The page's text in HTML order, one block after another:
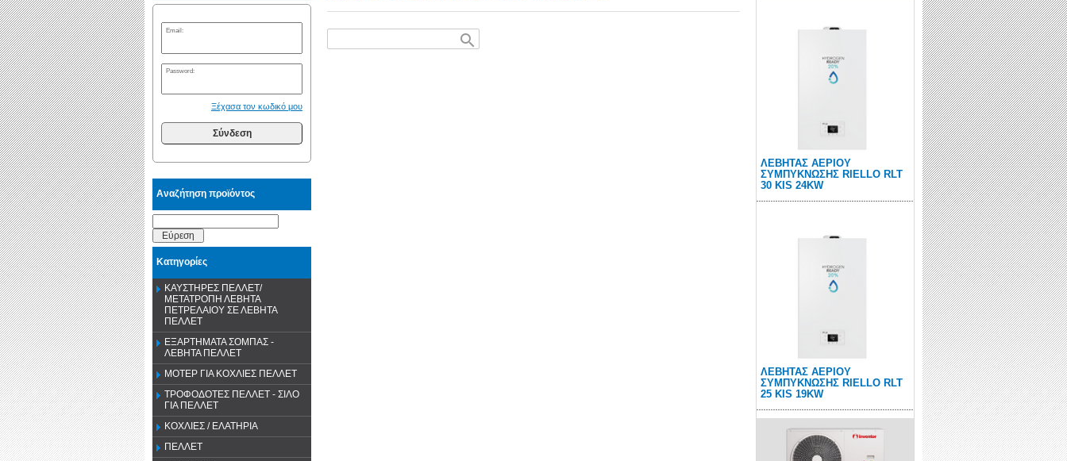
Email:
Password:
Ξέχασα τον κωδικό μου
Σύνδεση
Αναζήτηση προϊόντος
Εύρεση
Κατηγορίες
ΚΑΥΣΤΗΡΕΣ ΠΕΛΛΕΤ/
ΜΕΤΑΤΡΟΠΗ ΛΕΒΗΤΑ
ΠΕΤΡΕΛΑΙΟΥ ΣΕ ΛΕΒΗΤΑ
ΠΕΛΛΕΤ
ΕΞΑΡΤΗΜΑΤΑ ΣΟΜΠΑΣ -
ΛΕΒΗΤΑ ΠΕΛΛΕΤ
ΜΟΤΕΡ ΓΙΑ ΚΟΧΛΙΕΣ ΠΕΛΛΕΤ
ΤΡΟΦΟΔΟΤΕΣ ΠΕΛΛΕΤ - ΣΙΛΟ
ΓΙΑ ΠΕΛΛΕΤ
ΚΟΧΛΙΕΣ / ΕΛΑΤΗΡΙΑ
ΠΕΛΛΕΤ
ΛΕΒΗΤΑΣ ΑΕΡΙΟΥ
ΣΥΜΠΥΚΝΩΣΗΣ RIELLO RLT
30 KIS 24KW
ΛΕΒΗΤΑΣ ΑΕΡΙΟΥ
ΣΥΜΠΥΚΝΩΣΗΣ RIELLO RLT
25 KIS 19KW
search